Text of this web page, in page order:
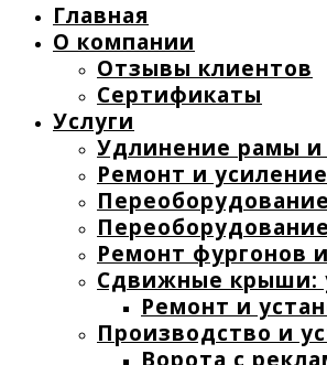
Главная
О компании
Отзывы клиентов
Сертификаты
Услуги
Удлинение рамы и
Ремонт и
Ремонт фургонов
Сдвижные крыши:
Ремонт и
Производство и